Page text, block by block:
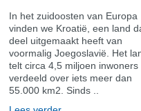
In het zuidoosten van Europa
vinden we Kroatië, een land
deel uitgemaakt heeft van
voormalig Joegoslavië. Het
telt circa 4,5 miljoen inwoners
verdeeld over iets meer dan
55.000 km2. Sinds ..